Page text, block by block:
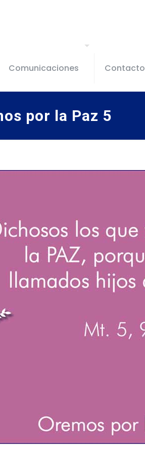
Comunicaciones Contacto
por la Paz 5